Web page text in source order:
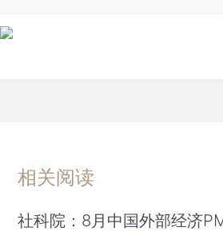
相关阅读
社科院：8月中国外部经济